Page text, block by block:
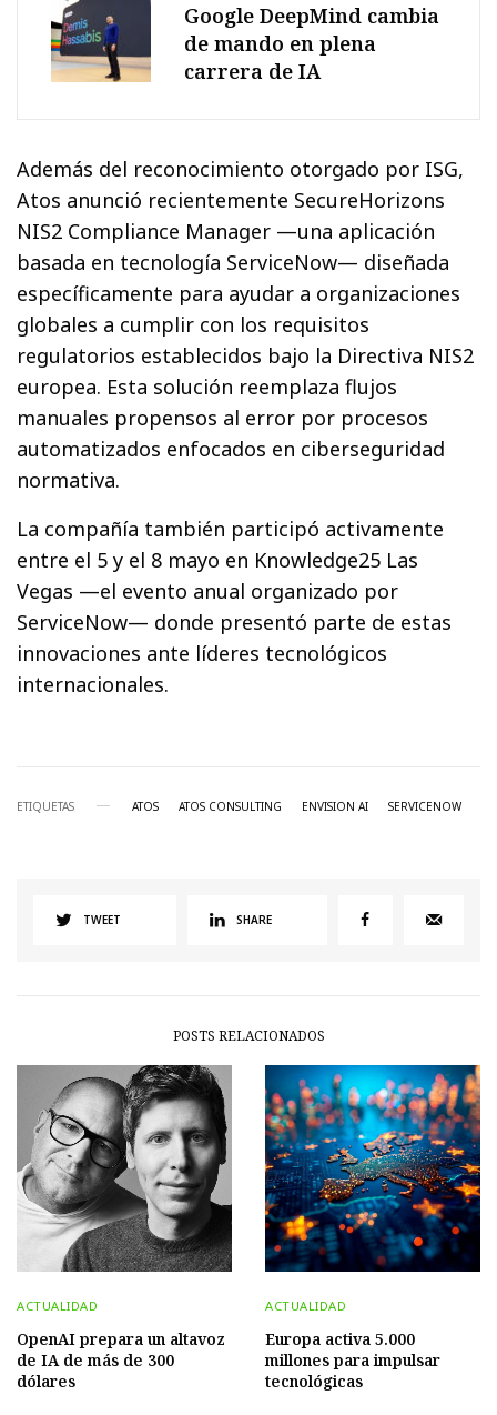
Google DeepMind cambia
de mando en plena
carrera de IA
Además del reconocimiento otorgado por ISG,
Atos anunció recientemente SecureHorizons
NIS2 Compliance Manager —una aplicación
basada en tecnología ServiceNow— diseñada
específicamente para ayudar a organizaciones
globales a cumplir con los requisitos
regulatorios establecidos bajo la Directiva NIS2
europea. Esta solución reemplaza flujos
manuales propensos al error por procesos
automatizados enfocados en ciberseguridad
normativa.
La compañía también participó activamente
entre el 5 y el 8 mayo en Knowledge25 Las
Vegas —el evento anual organizado por
ServiceNow— donde presentó parte de estas
innovaciones ante líderes tecnológicos
internacionales.
ETIQUETAS ATOS ATOS CONSULTING ENVISION AI SERVICENOW
TWEET SHARE
POSTS RELACIONADOS
ACTUALIDAD
OpenAI prepara un altavoz
de IA de más de 300
dólares
ACTUALIDAD
Europa activa 5.000
millones para impulsar
tecnológicas